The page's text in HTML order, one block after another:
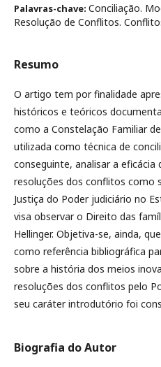
Palavras-chave: Conciliação.
Resolução de Conflitos.
Resumo
O artigo tem por finalidade
históricos e teóricos
como a Constelação Familiar
utilizada como técnica de
conseguinte, analisar a eficácia
resoluções dos conflitos como
Justiça do Poder judiciário no
visa observar o Direito das
Hellinger. Objetiva-se, ainda,
como referência bibliográfica
sobre a história dos meios
resoluções dos conflitos pelo
seu caráter introdutório foi
Biografia do Autor